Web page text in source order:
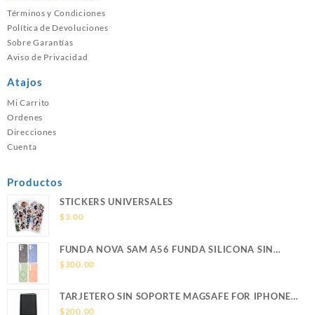
Términos y Condiciones
Política de Devoluciones
Sobre Garantías
Aviso de Privacidad
Atajos
Mi Carrito
Ordenes
Direcciones
Cuenta
Productos
STICKERS UNIVERSALES
$3.00
FUNDA NOVA SAM A56 FUNDA SILICONA SIN
SOPORTE MAGNETICO SAMSUNG
$300.00
TARJETERO SIN SOPORTE MAGSAFE FOR IPHONE
LEATHER WALLET MAGSAFE
$200.00